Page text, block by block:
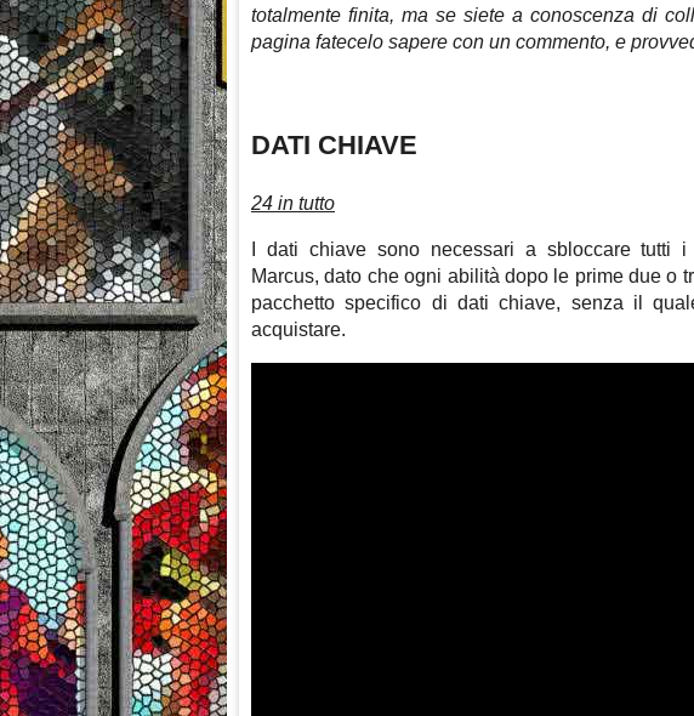
totalmente finita, ma se siete a conoscenza di
pagina fatecelo sapere con un commento, e
DATI CHIAVE
24 in tutto
I dati chiave sono necessari a sbloccare tutti
Marcus, dato che ogni abilità dopo le prime due o
pacchetto specifico di dati chiave, senza il
acquistare.